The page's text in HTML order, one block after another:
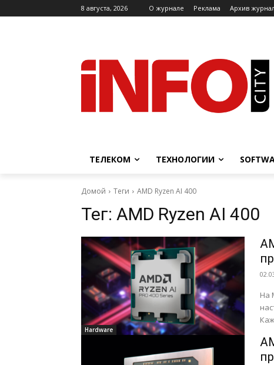
8 августа, 2026 O журнале Реклама Архив
ТЕЛЕКОМ ТЕХНОЛОГИИ
Домой Теги AMD Ryzen AI 400
Тег: AMD Ryzen AI 400
Hardware
На